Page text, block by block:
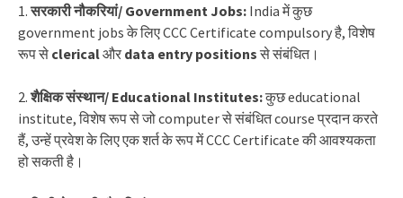
1.सरकारी नौकरियां/ Government Jobs: India में कुछ
government jobs के लिए CCC Certificate compulsory है, विशेष
रूप से clericalऔर data entry positionsसे संबंधित।
2.शैक्षिक संस्थान/ Educational Institutes:कुछ educational
institute, विशेष रूप से जो computer से संबंधित course प्रदान करते
हैं, उन्हें प्रवेश के लिए एक शर्त के रूप में CCC Certificate की आवश्यकता
हो सकती है।